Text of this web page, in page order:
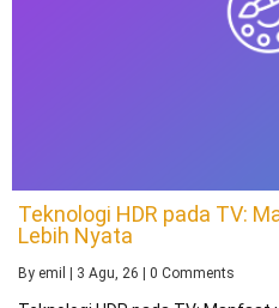
Teknologi HDR pada TV:
Lebih Nyata
By emil | 3 Agu, 26 | 0 Comments